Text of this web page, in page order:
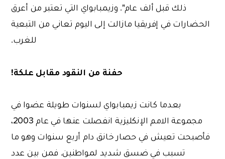
ذلك قبل ألف عام". وزيمبابواي التي تعتبر من أعرق
الحضارات في إفريقيا مازالت إلى اليوم تعاني من التبعية
للغرب.
حفنة من النقود مقابل علكة!
بعدما كانت زيمبابواي لسنوات طويلة عضوا في
مجموعة الامم الإنكليزية انفصلت عنها في عام 2003،
فأصبحت تعيش في حصار خانق دام أربع سنوات وهو ما
تسبب في ضسق شديد لمواطنين. فمن بين عدد